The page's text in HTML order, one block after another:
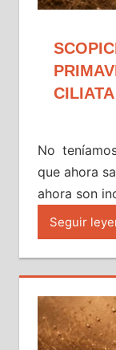
CILIATA
No
que ahora
ahora son
Seguir